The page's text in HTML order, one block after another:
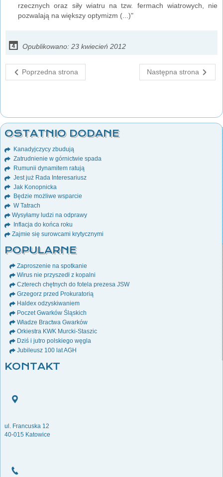
rzecznych oraz siły wiatru na tzw. fermach wiatrowych, nie
pozwalają na większy optymizm (...)"
Opublikowano: 23 kwiecień 2012
Poprzedna strona Następna strona
OSTATNIO DODANE
Kanadyjczycy zbudują
Zatrudnienie w górnictwie spada
Rumunii dynamitem ratują
Jest już Rada Interesariusz
Jak Konopnicka
Będzie możliwe wsparcie
W Tatrach
Wysyłamy ludzi na odprawy
Inflacja do końca roku
Zajmie się surowcami krytycznymi
POPULARNE
Zaproszenie na spotkanie
Wirus nie przyszedł z kopalni
Czterech chętnych do fotela prezesa JSW
Grzegorz przed Prokuratorią
Haldex odzyskiwaniem
Poczet Gwarków Śląskich
Władze Bractwa Gwarków
Orkiestra KWK Murcki-Staszic
Dziś i jutro polskiego węgla
Jubileusz 100 lat AGH
KONTAKT
ul. Francuska 12
40-015 Katowice